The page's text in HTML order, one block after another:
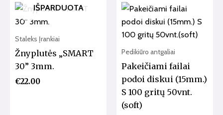
IŠPARDUOTA
Staleks Įrankiai
Žnyplutės „SMART
30” 3mm.
€22.00
Pedikiūro antgaliai
Pakeičiami failai
podoi diskui (15mm.)
S 100 gritų 50vnt.
(soft)